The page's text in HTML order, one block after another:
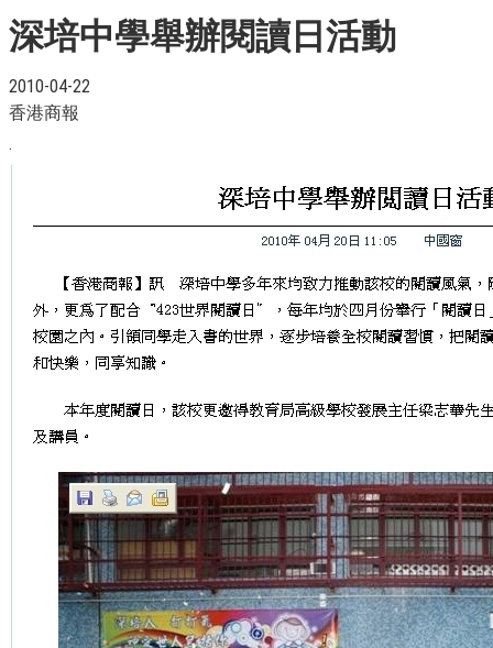
深培中學舉辦閱讀日活動
2010-04-22
香港商報
.